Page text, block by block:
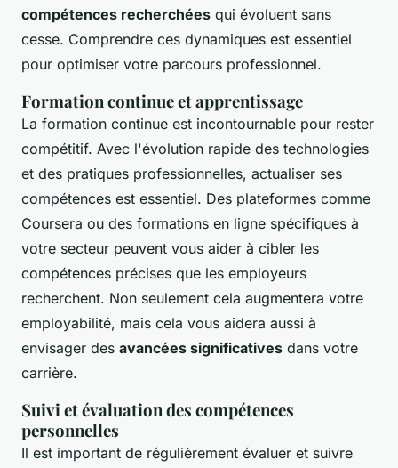
compétences recherchées qui évoluent sans
cesse. Comprendre ces dynamiques est essentiel
pour optimiser votre parcours professionnel.
Formation continue et apprentissage
La formation continue est incontournable pour rester
compétitif. Avec l'évolution rapide des technologies
et des pratiques professionnelles, actualiser ses
compétences est essentiel. Des plateformes comme
Coursera ou des formations en ligne spécifiques à
votre secteur peuvent vous aider à cibler les
compétences précises que les employeurs
recherchent. Non seulement cela augmentera votre
employabilité, mais cela vous aidera aussi à
envisager des avancées significatives dans votre
carrière.
Suivi et évaluation des compétences
personnelles
Il est important de régulièrement évaluer et suivre